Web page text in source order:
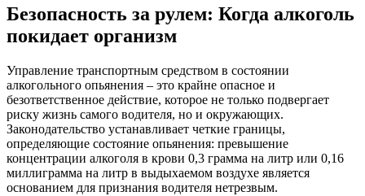
Безопасность за рулем: Когда алкоголь
покидает организм
Управление транспортным средством в состоянии
алкогольного опьянения – это крайне опасное и
безответственное действие, которое не только подвергает
риску жизнь самого водителя, но и окружающих.
Законодательство устанавливает четкие границы,
определяющие состояние опьянения: превышение
концентрации алкоголя в крови 0,3 грамма на литр или 0,16
миллиграмма на литр в выдыхаемом воздухе является
основанием для признания водителя нетрезвым.